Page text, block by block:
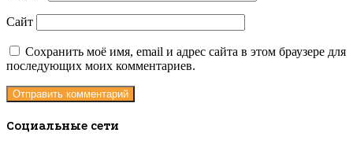
Сайт
Сохранить моё имя, email и адрес сайта в этом браузере для
последующих моих комментариев.
Социальные сети